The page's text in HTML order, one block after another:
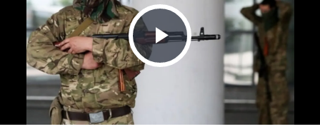
Play Video